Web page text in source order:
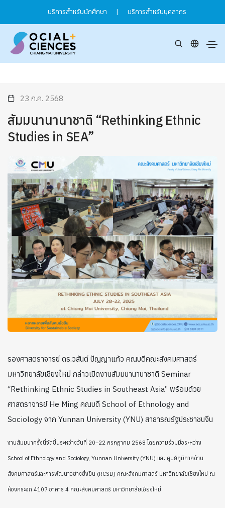
บริการสำหรับนักศึกษา | บริการสำหรับบุคลากร
23 ก.ค. 2568
สัมมนานานาชาติ “Rethinking Ethnic
Studies in SEA”
รองศาสตราจารย์ ดร.วสันต์ ปัญญาแก้ว คณบดีคณะสังคมศาสตร์
มหาวิทยาลัยเชียงใหม่ กล่าวเปิดงานสัมมนานานาชาติ Seminar
“Rethinking Ethnic Studies in Southeast Asia” พร้อมด้วย
ศาสตราจารย์ He Ming คณบดี School of Ethnology and
Sociology จาก Yunnan University (YNU) สาธารณรัฐประชาชนจีน
งานสัมมนาครั้งนี้จัดขึ้นระหว่างวันที่ 20–22 กรกฎาคม 2568 โดยความร่วมมือระหว่าง
School of Ethnology and Sociology, Yunnan University (YNU) และ ศูนย์ภูมิภาคด้าน
สังคมศาสตร์และการพัฒนาอย่างยั่งยืน (RCSD) คณะสังคมศาสตร์ มหาวิทยาลัยเชียงใหม่ ณ
ห้องกระจก 4107 อาคาร 4 คณะสังคมศาสตร์ มหาวิทยาลัยเชียงใหม่